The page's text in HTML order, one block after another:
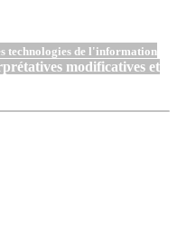
technologies de l'information
modificatives et